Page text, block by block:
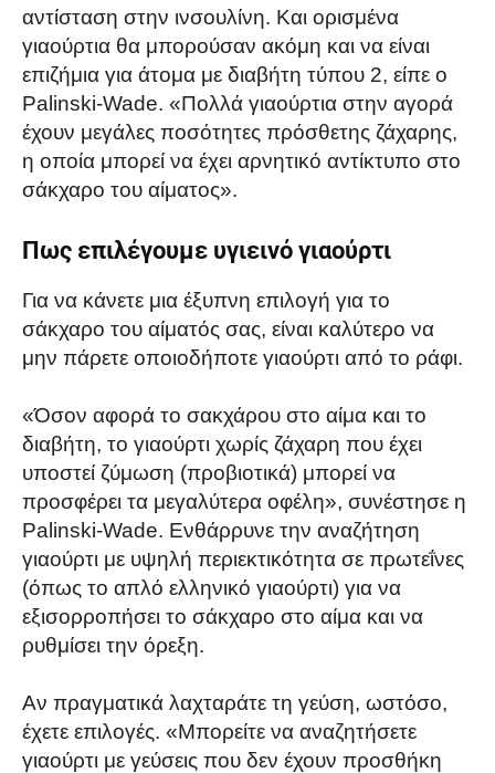
αντίσταση στην ινσουλίνη. Και ορισμένα
γιαούρτια θα μπορούσαν ακόμη και να είναι
επιζήμια για άτομα με διαβήτη τύπου 2, είπε ο
Palinski-Wade. «Πολλά γιαούρτια στην αγορά
έχουν μεγάλες ποσότητες πρόσθετης ζάχαρης,
η οποία μπορεί να έχει αρνητικό αντίκτυπο στο
σάκχαρο του αίματος».
Πως επιλέγουμε υγιεινό γιαούρτι
Για να κάνετε μια έξυπνη επιλογή για το
σάκχαρο του αίματός σας, είναι καλύτερο να
μην πάρετε οποιοδήποτε γιαούρτι από το ράφι.
«Όσον αφορά το σακχάρου στο αίμα και το
διαβήτη, το γιαούρτι χωρίς ζάχαρη που έχει
υποστεί ζύμωση (προβιοτικά) μπορεί να
προσφέρει τα μεγαλύτερα οφέλη», συνέστησε η
Palinski-Wade. Ενθάρρυνε την αναζήτηση
γιαούρτι με υψηλή περιεκτικότητα σε πρωτεΐνες
(όπως το απλό ελληνικό γιαούρτι) για να
εξισορροπήσει το σάκχαρο στο αίμα και να
ρυθμίσει την όρεξη.
Αν πραγματικά λαχταράτε τη γεύση, ωστόσο,
έχετε επιλογές. «Μπορείτε να αναζητήσετε
γιαούρτι με γεύσεις που δεν έχουν προσθήκη